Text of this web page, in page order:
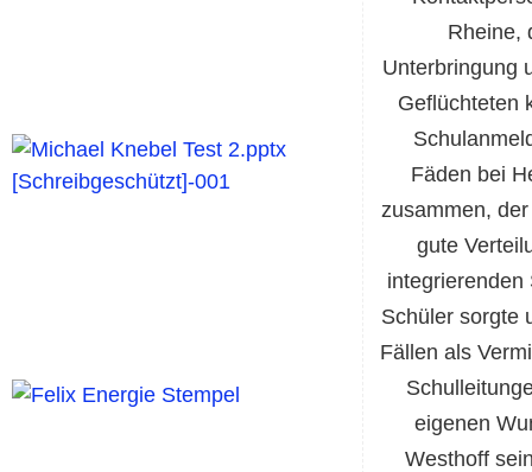
Rheine,
Unterbringung
Geflüchteten
Fäden bei
zusammen,
gute
integrierenden
Schüler sorgte
Fällen als
eigenen
Westhoff